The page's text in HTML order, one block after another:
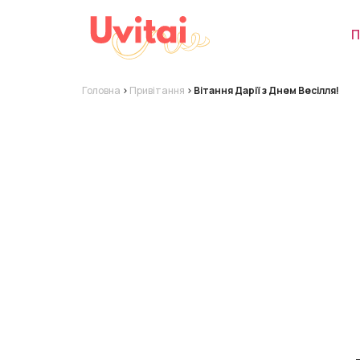
Головна > Привітання > Вітання Дарії з Днем Весілля!